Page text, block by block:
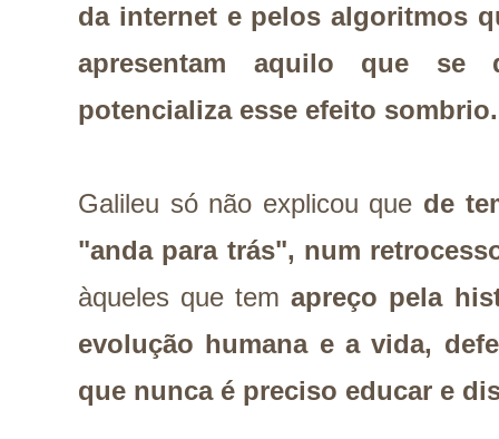
da internet e pelos algoritmos
apresentam aquilo que se
potencializa esse efeito
Galileu só não explicou que de
"anda para trás", num
àqueles que temapreço pela
evolução humana e a vida,
que nunca é preciso educar e